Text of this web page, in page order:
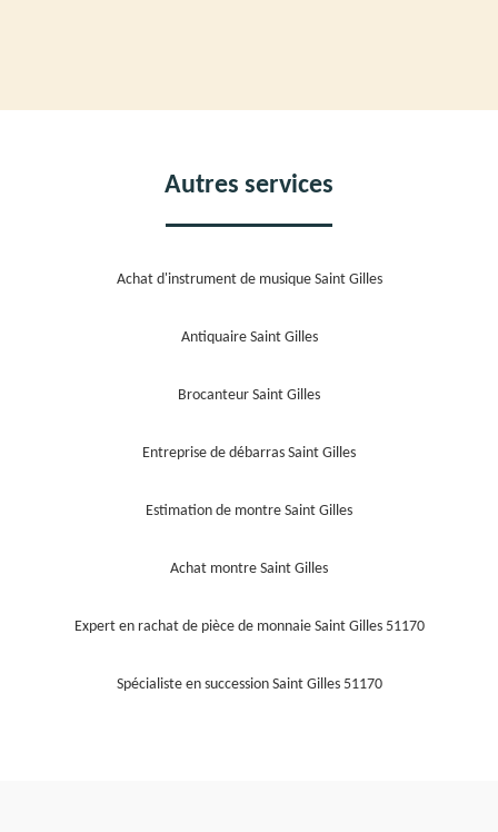
Autres services
Achat d'instrument de musique Saint Gilles
Antiquaire Saint Gilles
Brocanteur Saint Gilles
Entreprise de débarras Saint Gilles
Estimation de montre Saint Gilles
Achat montre Saint Gilles
Expert en rachat de pièce de monnaie Saint Gilles 51170
Spécialiste en succession Saint Gilles 51170